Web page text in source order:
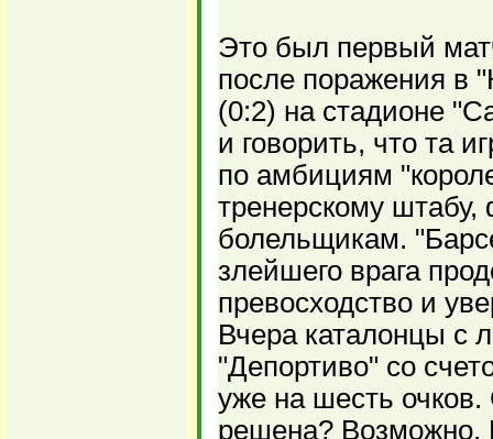
Это был первый
после поражения в
(0:2) на стадионе
и говорить, что та
по амбициям
тренерскому
болельщикам.
злейшего врага
превосходство и
Вчера каталонцы с
"Депортиво" со
уже на шесть
решена? Возможно.